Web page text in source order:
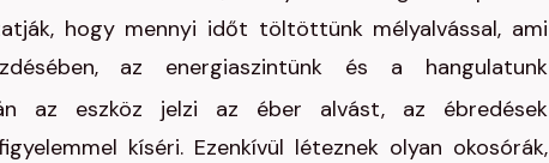
hogy mennyi időt töltöttünk mélyalvással, ami
az energiaszintünk és a hangulatunk
az eszköz jelzi az éber alvást, az ébredések
kíséri. Ezenkívül léteznek olyan okosórák,